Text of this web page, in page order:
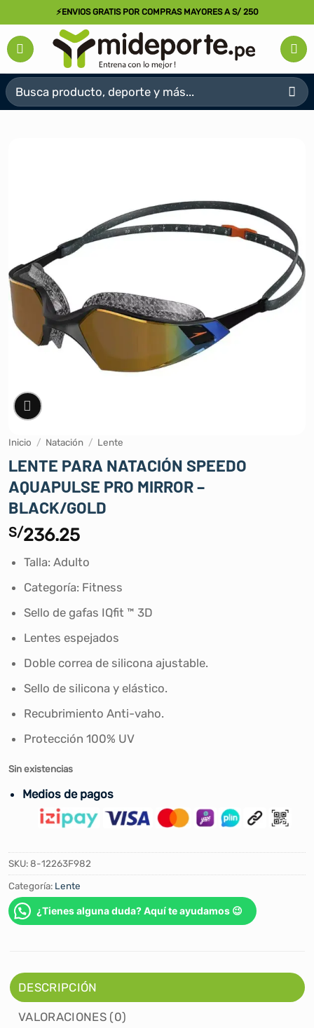
al
contenido
⚡ENVIOS GRATIS POR COMPRAS MAYORES A S/ 250
Buscar
por:
Inicio / Natación / Lente
LENTE PARA NATACIÓN SPEEDO
AQUAPULSE PRO MIRROR –
BLACK/GOLD
S/236.25
Talla: Adulto
Categoría: Fitness
Sello de gafas IQfit ™ 3D
Lentes espejados
Doble correa de silicona ajustable.
Sello de silicona y elástico.
Recubrimiento Anti-vaho.
Protección 100% UV
Sin existencias
Medios de pagos
SKU:8-12263F982
Categoría: Lente
¿Tienes alguna duda? Aquí te ayudamos 😉
DESCRIPCIÓN
VALORACIONES (0)